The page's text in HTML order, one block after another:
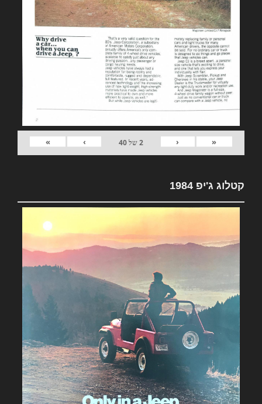
«
‹
2של40
›
»
קטלוג ג'יפ 1984